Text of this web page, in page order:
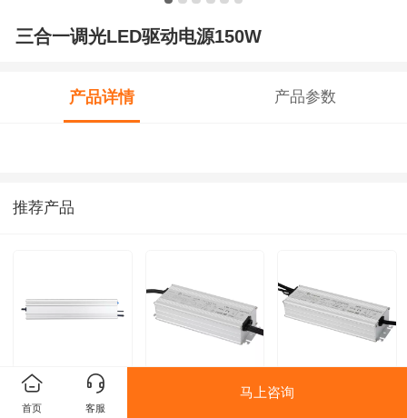
三合一调光LED驱动电源150W
产品详情 产品参数
推荐产品
恒压防水电源
800W
户外LED驱动电源
UVLED电源驱动
首页 客服
马上咨询